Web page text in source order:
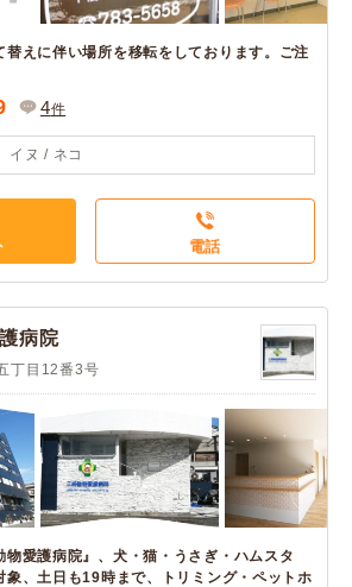
替えに伴い場所を移転をしております。ご注
4件
イヌ / ネコ
電話
病院
丁目12番3号
物愛護病院』、犬・猫・うさぎ・ハムスタ
象、土日も19時まで、トリミング・ペットホ